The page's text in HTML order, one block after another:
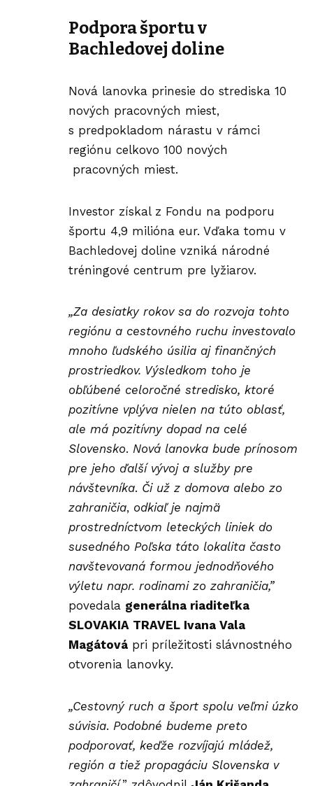
Podpora športu v
Bachledovej doline
Nová lanovka prinesie do strediska 10
nových pracovných miest,
s predpokladom nárastu v rámci
regiónu celkovo 100 nových
pracovných miest.
Investor získal z Fondu na podporu
športu 4,9 milióna eur. Vďaka tomu v
Bachledovej doline vzniká národné
tréningové centrum pre lyžiarov.
„Za desiatky rokov sa do rozvoja tohto
regiónu a cestovného ruchu investovalo
mnoho ľudského úsilia aj finančných
prostriedkov. Výsledkom toho je
obľúbené celoročné stredisko, ktoré
pozitívne vplýva nielen na túto oblasť,
ale má pozitívny dopad na celé
Slovensko. Nová lanovka bude prínosom
pre jeho ďalší vývoj a služby pre
návštevníka. Či už z domova alebo zo
zahraničia, odkiaľ je najmä
prostredníctvom leteckých liniek do
susedného Poľska táto lokalita často
navštevovaná formou jednodňového
výletu napr. rodinami zo zahraničia,”
povedala generálna riaditeľka
SLOVAKIA TRAVEL Ivana Vala
Magátová pri príležitosti slávnostného
otvorenia lanovky.
„Cestovný ruch a šport spolu veľmi úzko
súvisia. Podobné budeme preto
podporovať, keďže rozvíjajú mládež,
región a tiež propagáciu Slovenska v